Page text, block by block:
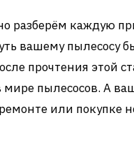
разберём каждую
вашему пылесосу
прочтения этой
пылесосов. А
или покупке